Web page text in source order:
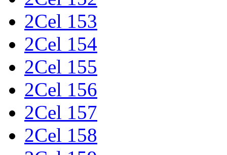
2Cel 153
2Cel 154
2Cel 155
2Cel 156
2Cel 157
2Cel 158